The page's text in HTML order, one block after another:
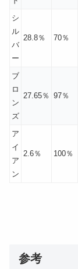
シ
ル
バ
ー
28.8％ 70％
ブ
ロ
ン
ズ
27.65％ 97％
ア
イ
ア
ン
2.6％ 100％
参考